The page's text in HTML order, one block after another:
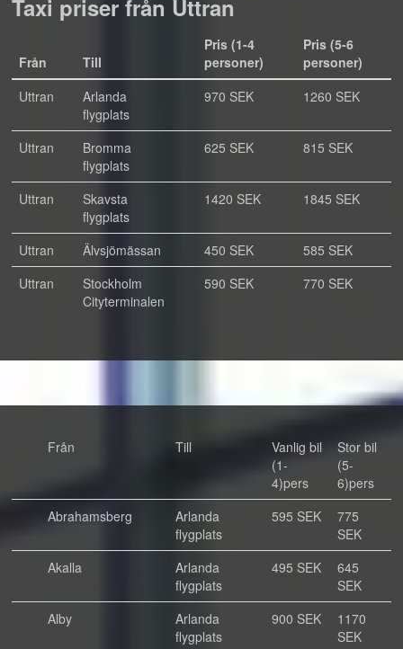
Taxi priser från Uttran
Från Till
Pris (1-4
personer)
Pris (5-6
personer)
Uttran
Arlanda
flygplats
970 SEK 1260 SEK
Uttran
Bromma
flygplats
625 SEK 815 SEK
Uttran
Skavsta
flygplats
1420 SEK 1845 SEK
Uttran Älvsjömässan 450 SEK
585 SEK
Uttran
Stockholm
Cityterminalen
590 SEK 770 SEK
Från Till
Vanlig bil
(1-
4)pers
Stor bil
(5-
6)pers
Abrahamsberg
Arlanda
flygplats
595 SEK
775
SEK
Akalla
Arlanda
flygplats
495 SEK
645
SEK
Alby
Arlanda
flygplats
900 SEK
1170
SEK